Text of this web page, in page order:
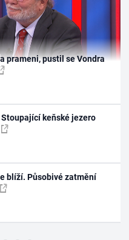
prameni, pustil se Vondra
keňské jezero
blíží. Působivé zatmění